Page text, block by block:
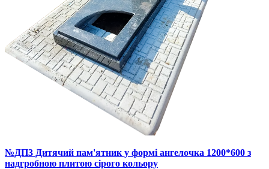
№ДП3 Дитячий пам'ятник у формі ангелочка 1200*600 з
надгробною плитою сірого кольору